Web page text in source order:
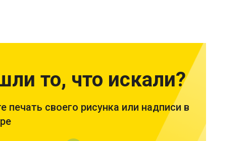
то, что искали?
печать своего рисунка или надписи в